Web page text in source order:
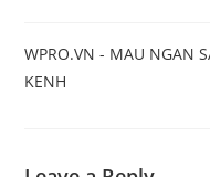
WPRO.VN - MAU NGAN
KENH